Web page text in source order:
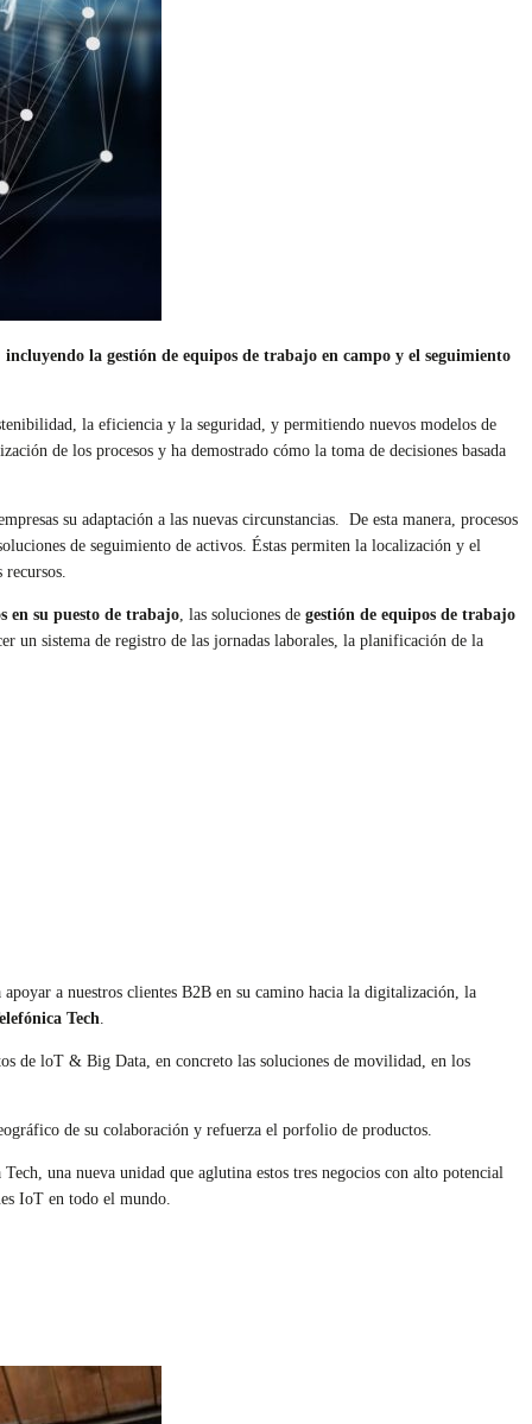
la gestión de equipos de trabajo en campo y el seguimiento
la eficiencia y la seguridad, y permitiendo nuevos modelos de
de los procesos y ha demostrado cómo la toma de decisiones basada
su adaptación a las nuevas circunstancias. De esta manera, procesos
de seguimiento de activos. Éstas permiten la localización y el
en su puesto de trabajo , las soluciones de gestión de equipos de trabajo
un sistema de registro de las jornadas laborales, la planificación de la
a nuestros clientes B2B en su camino hacia la digitalización, la
Tech
de loT & Big Data, en concreto las soluciones de movilidad, en los
de su colaboración y refuerza el porfolio de productos.
una nueva unidad que aglutina estos tres negocios con alto potencial
IoT en todo el mundo.